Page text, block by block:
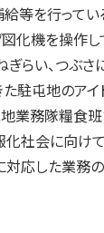
等を行って
化機を操作
らい、つぶさ
屯地のア
業務隊糧食
会に向け
応した業務